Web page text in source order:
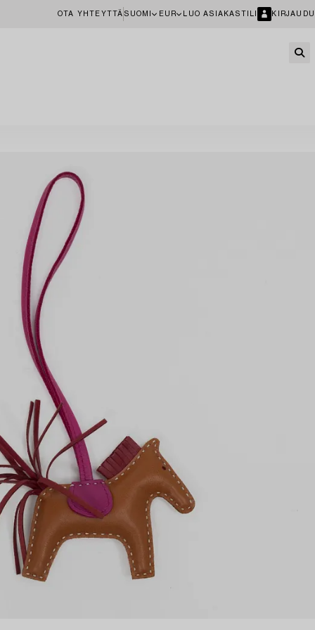
OTA YHTEYTTÄ SUOMI EUR LUO ASIAKASTILI KIRJAUDU